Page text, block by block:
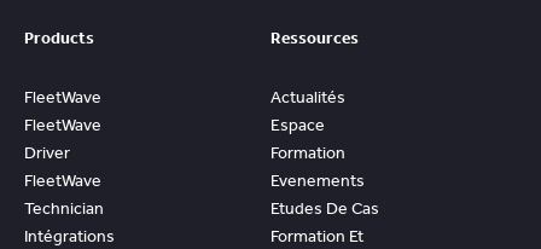
Products
FleetWave
FleetWave
Driver
FleetWave
Technician
Intégrations
Ressources
Actualités
Espace
Formation
Evenements
Etudes De Cas
Formation Et